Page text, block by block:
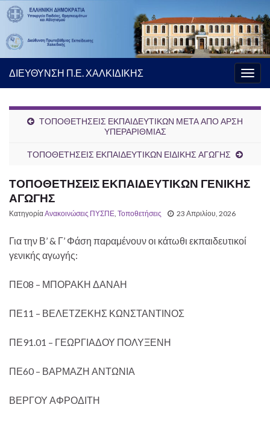
ΔΙΕΥΘΥΝΣΗ Π.Ε. ΧΑΛΚΙΔΙΚΗΣ
ΤΟΠΟΘΕΤΗΣΕΙΣ ΕΚΠΑΙΔΕΥΤΙΚΩΝ ΜΕΤΑ ΑΠΟ ΑΡΣΗ
ΥΠΕΡΑΡΙΘΜΙΑΣ
ΤΟΠΟΘΕΤΗΣΕΙΣ ΕΚΠΑΙΔΕΥΤΙΚΩΝ ΕΙΔΙΚΗΣ ΑΓΩΓΗΣ
ΤΟΠΟΘΕΤΗΣΕΙΣ ΕΚΠΑΙΔΕΥΤΙΚΩΝ ΓΕΝΙΚΗΣ
ΑΓΩΓΗΣ
ΚατηγορίαΑνακοινώσεις ΠΥΣΠΕ Τοποθετήσεις 23 Απριλίου, 2026
Για την Β’ & Γ’ Φάση παραμένουν οι κάτωθι εκπαιδευτικοί
γενικής αγωγής:
ΠΕ08 – ΜΠΟΡΑΚΗ ΔΑΝΑΗ
ΠΕ11 – ΒΕΛΕΤΖΕΚΗΣ ΚΩΝΣΤΑΝΤΙΝΟΣ
ΠΕ91.01 – ΓΕΩΡΓΙΑΔΟΥ ΠΟΛΥΞΕΝΗ
ΠΕ60 – ΒΑΡΜΑΖΗ ΑΝΤΩΝΙΑ
ΒΕΡΓΟΥ ΑΦΡΟΔΙΤΗ